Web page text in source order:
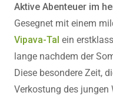
Aktive Abenteuer im
Gesegnet mit einem
Vipava-Tal ein
lange nachdem der
Diese besondere Zeit,
Verkostung des